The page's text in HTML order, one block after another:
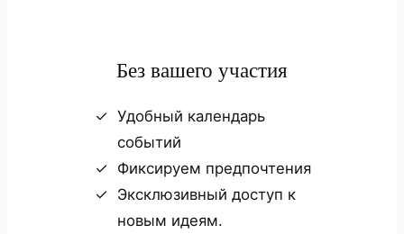
Без вашего участия
Удобный календарь
событий
Фиксируем предпочтения
Эксклюзивный доступ к
новым идеям.